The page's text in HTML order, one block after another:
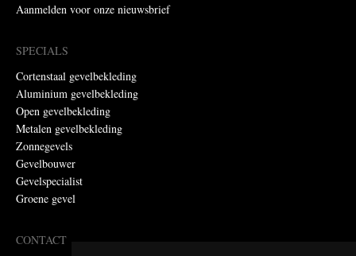
Aanmelden voor onze nieuwsbrief
SPECIALS
Cortenstaal gevelbekleding
Aluminium gevelbekleding
Open gevelbekleding
Metalen gevelbekleding
Zonnegevels
Gevelbouwer
Gevelspecialist
Groene gevel
CONTACT